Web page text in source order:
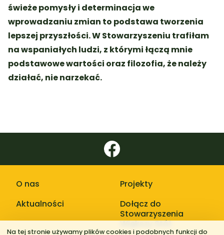
świeże pomysły i determinacja we
wprowadzaniu zmian to podstawa tworzenia
lepszej przyszłości. W Stowarzyszeniu trafiłam
na wspaniałych ludzi, z którymi łączą mnie
podstawowe wartości oraz filozofia, że należy
działać, nie narzekać.
O nas
Aktualności
Projekty
Dołącz do
Stowarzyszenia
Większy Stół
Na tej stronie używamy plików cookies i podobnych funkcji do